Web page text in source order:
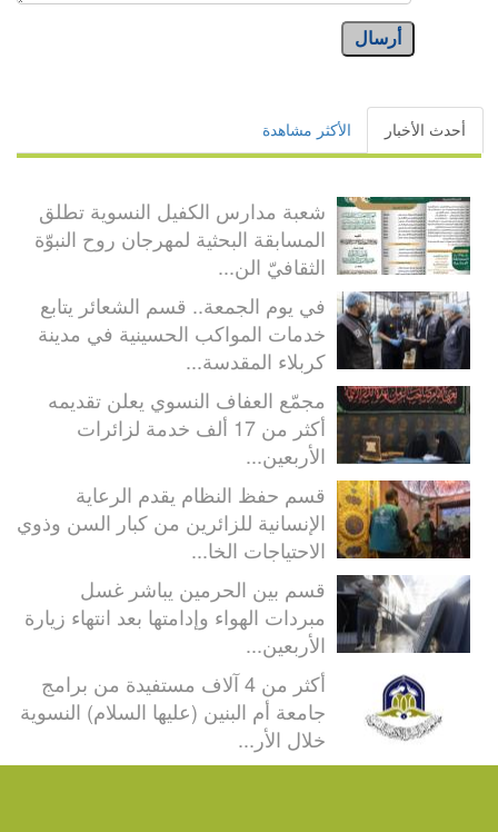
أرسال
أحدث الأخبار الأكثر مشاهدة
شعبة مدارس الكفيل النسوية تطلق
المسابقة البحثية لمهرجان روح النبوّة
الثقافيّ الن...
في يوم الجمعة.. قسم الشعائر يتابع
خدمات المواكب الحسينية في مدينة
كربلاء المقدسة...
مجمّع العفاف النسوي يعلن تقديمه
أكثر من 17 ألف خدمة لزائرات
الأربعين...
قسم حفظ النظام يقدم الرعاية
الإنسانية للزائرين من كبار السن وذوي
الاحتياجات الخا...
قسم بين الحرمين يباشر غسل
مبردات الهواء وإدامتها بعد انتهاء زيارة
الأربعين...
أكثر من 4 آلاف مستفيدة من برامج
جامعة أم البنين (عليها السلام) النسوية
خلال الأر...